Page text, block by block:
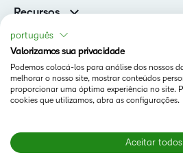
Notícias
Ensino superior
D2L para Empresas
Instituições de capacitação
Serviços de saúde
Recursos
Blog
eBooks e guias
Webinars
Eventos
Comunidade
Status
Termos De Uso Em D2L.com
português
Valorizamos sua privacidade
Podemos colocá-los para análise dos nossos
melhorar o nosso site, mostrar conteúdos
proporcionar uma óptima experiência no site.
cookies que utilizamos, abra as configurações.
Aceitar todos